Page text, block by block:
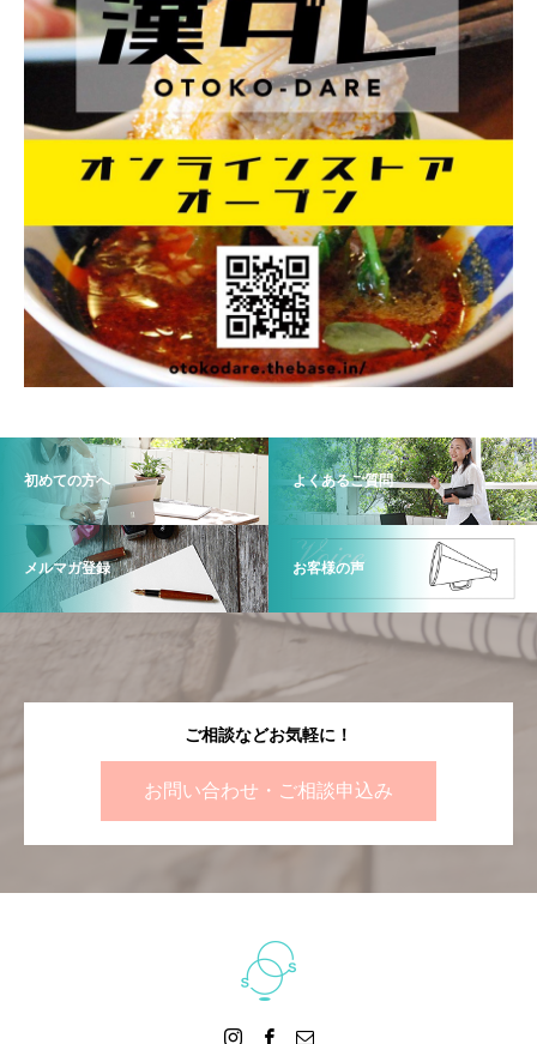
初めての方へ よくあるご質問
メルマガ登録 お客様の声
ご相談などお気軽に！
お問い合わせ・ご相談申込み